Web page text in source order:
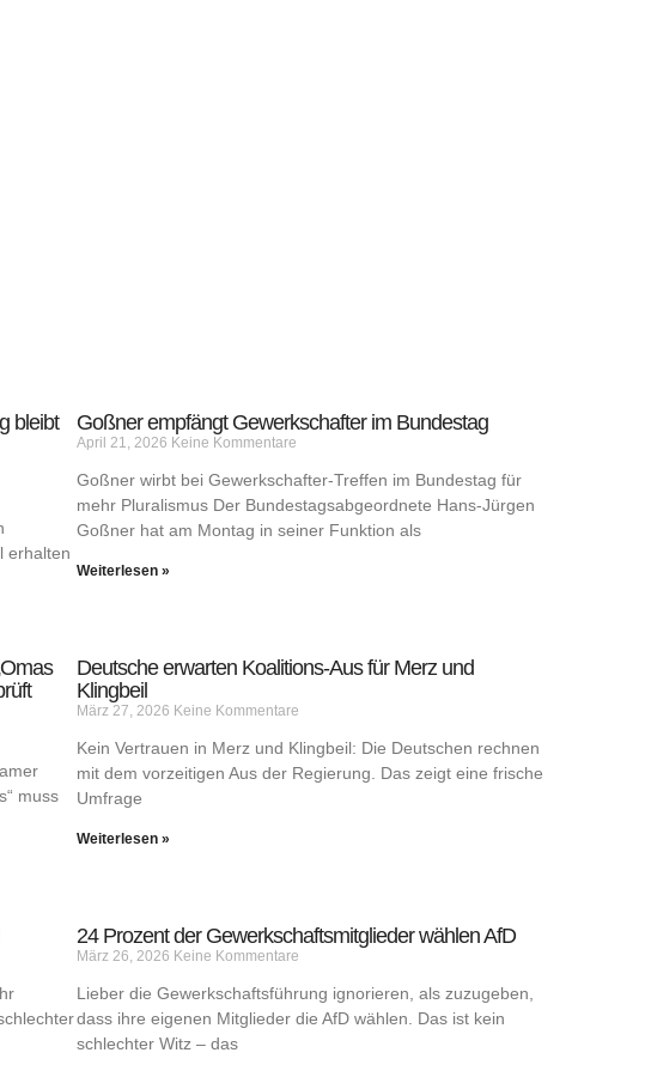
bleibt
erhalten
Goßner empfängt Gewerkschafter im Bundestag
April 21, 2026 Keine Kommentare
Goßner wirbt bei Gewerkschafter-Treffen im Bundestag für
mehr Pluralismus Der Bundestagsabgeordnete Hans-Jürgen
Goßner hat am Montag in seiner Funktion als
Weiterlesen »
muss
Deutsche erwarten Koalitions-Aus für Merz und
Klingbeil
März 27, 2026 Keine Kommentare
Kein Vertrauen in Merz und Klingbeil: Die Deutschen rechnen
mit dem vorzeitigen Aus der Regierung. Das zeigt eine frische
Umfrage
Weiterlesen »
24 Prozent der Gewerkschaftsmitglieder wählen AfD
März 26, 2026 Keine Kommentare
Lieber die Gewerkschaftsführung ignorieren, als zuzugeben,
dass ihre eigenen Mitglieder die AfD wählen. Das ist kein
schlechter Witz – das